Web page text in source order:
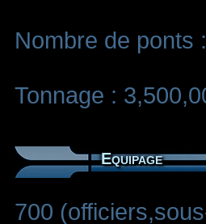
Nombre de ponts
Tonnage :
Equipage
700